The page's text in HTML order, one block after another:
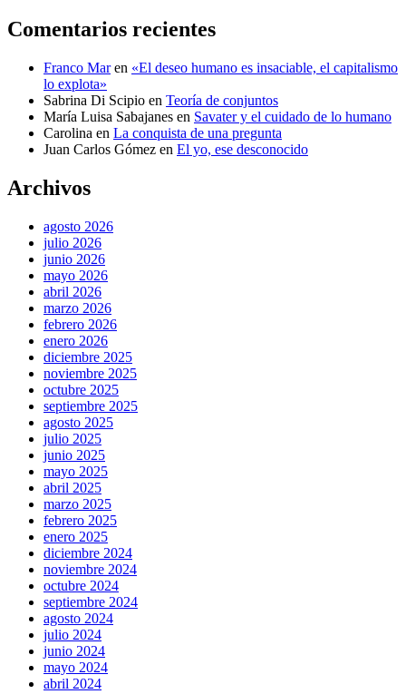
Comentarios recientes
Franco Maren «El deseo humano es insaciable, el capitalismo
lo explota»
Sabrina Di Scipio en Teoría de conjuntos
María Luisa Sabajanes en Savater y el cuidado de lo humano
Carolina en La conquista de una pregunta
Juan Carlos Gómez en El yo, ese desconocido
Archivos
agosto 2026
julio 2026
junio 2026
mayo 2026
abril 2026
marzo 2026
febrero 2026
enero 2026
diciembre 2025
noviembre 2025
octubre 2025
septiembre 2025
agosto 2025
julio 2025
junio 2025
mayo 2025
abril 2025
marzo 2025
febrero 2025
enero 2025
diciembre 2024
noviembre 2024
octubre 2024
septiembre 2024
agosto 2024
julio 2024
junio 2024
mayo 2024
abril 2024